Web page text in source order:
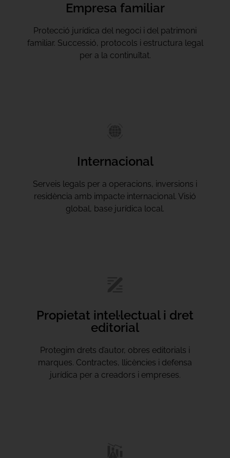
Empresa familiar
Protecció jurídica del negoci i del patrimoni
familiar. Successió, protocols i estructura legal
per a la continuïtat.
Internacional
Serveis legals per a operacions, inversions i
residència amb impacte internacional. Visió
global, base jurídica local.
Propietat intel·lectual i dret
editorial
Protegim drets d’autor, obres editorials i
marques. Contractes, llicències i defensa
jurídica per a creadors i empreses.